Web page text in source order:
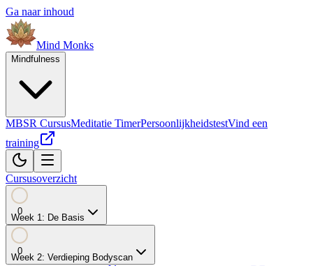
Ga naar inhoud
Mind Monks
Mindfulness
MBSR CursusMeditatie TimerPersoonlijkheidstestVind een
training
Cursusoverzicht
0
Week 1: De Basis
0
Week 2: Verdieping Bodyscan